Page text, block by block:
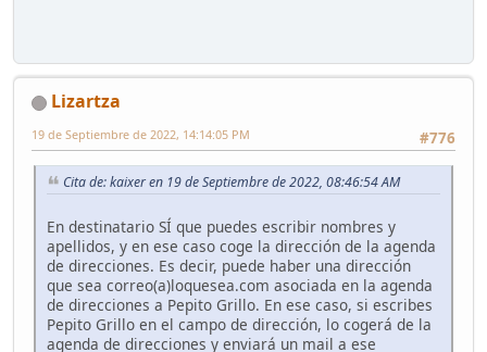
Lizartza
#776
19 de Septiembre de 2022, 14:14:05 PM
Cita de: kaixer en 19 de Septiembre de 2022, 08:46:54 AM
En destinatario SÍ que puedes escribir nombres y
apellidos, y en ese caso coge la dirección de la agenda
de direcciones. Es decir, puede haber una dirección
que sea correo(a)loquesea.com asociada en la agenda
de direcciones a Pepito Grillo. En ese caso, si escribes
Pepito Grillo en el campo de dirección, lo cogerá de la
agenda de direcciones y enviará un mail a ese